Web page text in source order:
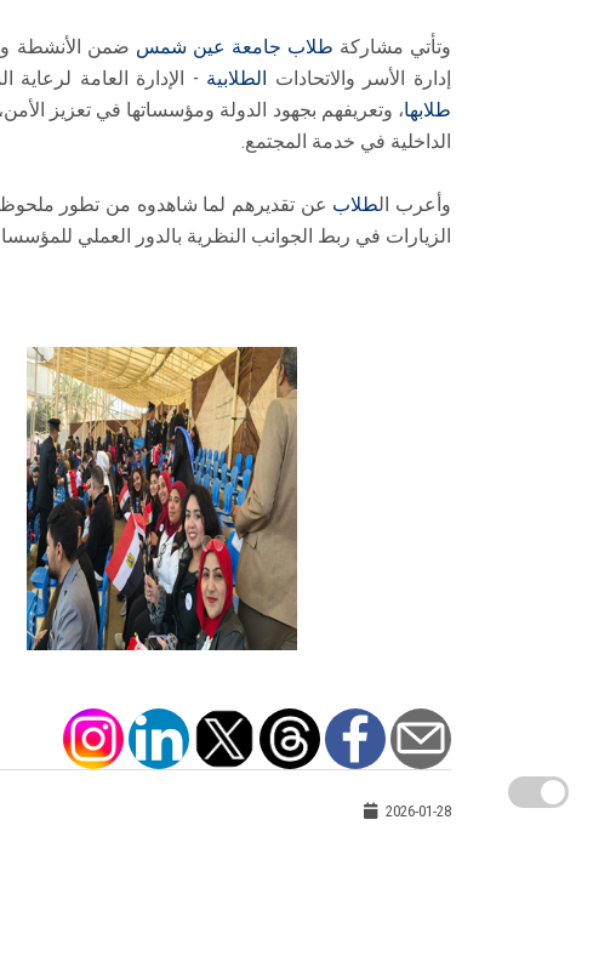
وتأتي مشاركة طلاب جامعة عين شمس ضمن الأنشطة
إدارة الأسر والاتحادات الطلابية - الإدارة العامة
طلابها، وتعريفهم بجهود الدولة ومؤسساتها في تعزيز
الداخلية في خدمة المجتمع.
وأعرب الطلاب عن تقديرهم لما شاهدوه من تطور ملحوظ
الزيارات في ربط الجوانب النظرية بالدور العملي
2026-01-28